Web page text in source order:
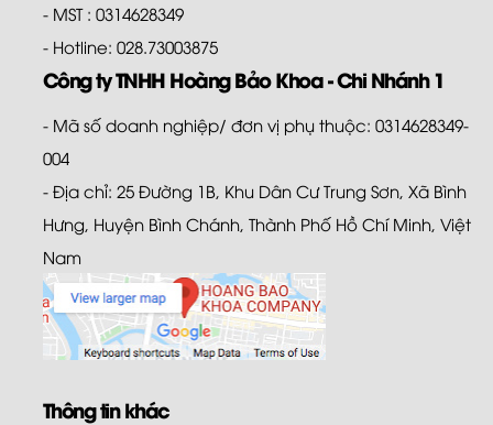
- MST : 0314628349
- Hotline: 028.73003875
Công ty TNHH Hoàng Bảo Khoa - Chi Nhánh 1
- Mã số doanh nghiệp/ đơn vị phụ thuộc: 0314628349-
004
- Địa chỉ: 25 Đường 1B, Khu Dân Cư Trung Sơn, Xã Bình
Hưng, Huyện Bình Chánh, Thành Phố Hồ Chí Minh, Việt
Nam
Thông tin khác